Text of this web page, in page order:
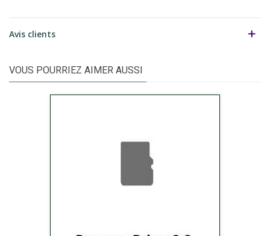
Avis clients
VOUS POURRIEZ AIMER AUSSI